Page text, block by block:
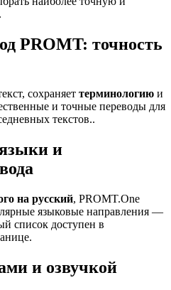
PROMT: точность
сохраняет терминологию и
и точные переводы для
текстов..
и
на русский, PROMT.One
языковые направления —
список доступен в
и озвучкой